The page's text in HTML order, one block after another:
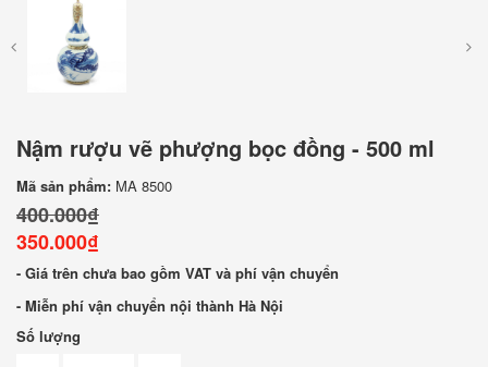
Nậm rượu vẽ phượng bọc đồng - 500 ml
Mã sản phẩm: MA 8500
400.000₫
350.000₫
- Giá trên chưa bao gồm VAT và phí vận chuyển
- Miễn phí vận chuyển nội thành Hà Nội
Số lượng